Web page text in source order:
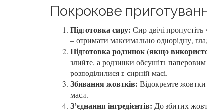
Покрокове
Підготовка сиру: Сир двічі
– отримати максимально однорідну,
Підготовка родзинок (якщо
злийте, а родзинки обсушіть
розподілилися в сирній масі.
Збивання жовтків: Відокремте жовтки
маси.
З’єднання інгредієнтів: До збитих